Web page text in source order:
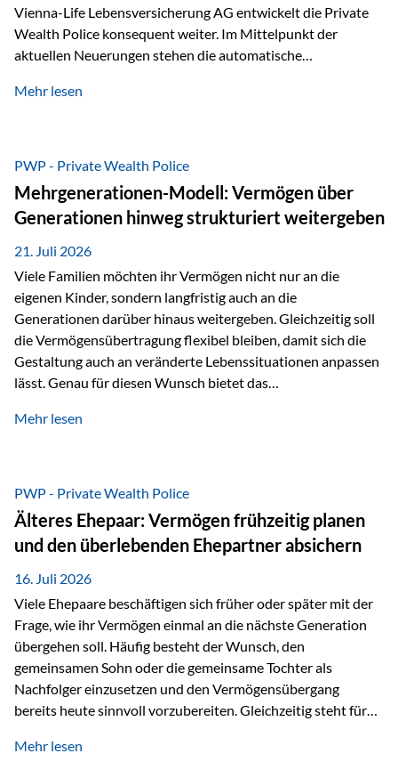
Vienna-Life Lebensversicherung AG entwickelt die Private
Wealth Police konsequent weiter. Im Mittelpunkt der
aktuellen Neuerungen stehen die automatische
als Versicherungsnehmer einzusetzen, sowie eine
Abwicklung für Vertriebspartner deutlich effizienter
gestaltet. Anträge werden direkt elektronisch übermittelt,
Medienbrüche reduziert und die weitere Bearbeitung
beschleunigt. Ab sofort können auch juristische Personen,
wie Kapitalgesellschaften oder Stiftungen, als
Versicherungsnehmer eingesetzt werden. Damit erweitert
die Vienna-Life die Einsatzmöglichkeiten der Private Wealth
Police insbesondere für…
Mehr lesen
PWP - Private Wealth Police
Mehrgenerationen-Modell: Vermögen über
Generationen hinweg strukturiert weitergeben
21. Juli 2026
Viele Familien möchten ihr Vermögen nicht nur an die
eigenen Kinder, sondern langfristig auch an die
Generationen darüber hinaus weitergeben. Gleichzeitig soll
die Vermögensübertragung flexibel bleiben, damit sich die
Gestaltung auch an veränderte Lebenssituationen anpassen
lässt. Genau für diesen Wunsch bietet das
Vienna-Life eine interessante Lösung. Es ermöglicht,
Ausgangssituation Stellen Sie sich folgende Familie vor: Die
Großeltern haben über viele Jahre Vermögen aufgebaut. Ihr
Wunsch ist es, dieses Vermögen nicht nur den eigenen
Kindern, sondern langfristig auch den Enkeln zukommen zu…
Mehr lesen
PWP - Private Wealth Police
Älteres Ehepaar: Vermögen frühzeitig planen
und den überlebenden Ehepartner absichern
16. Juli 2026
Viele Ehepaare beschäftigen sich früher oder später mit der
Frage, wie ihr Vermögen einmal an die nächste Generation
übergehen soll. Häufig besteht der Wunsch, den
gemeinsamen Sohn oder die gemeinsame Tochter als
Nachfolger einzusetzen und den Vermögensübergang
bereits heute sinnvoll vorzubereiten. Gleichzeitig steht für
passiert, wenn einer der beiden verstirbt? Der überlebende
Mehr lesen